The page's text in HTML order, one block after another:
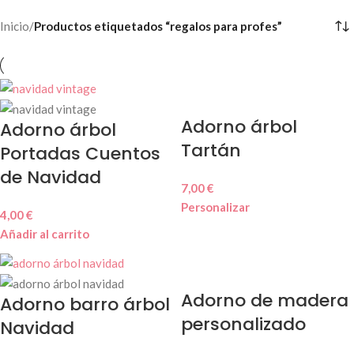
Inicio/Productos etiquetados “regalos para profes”
Adorno árbol
Portadas Cuentos
de Navidad
4,00€
Añadir al carrito
Adorno árbol
Tartán
7,00€
Personalizar
Adorno barro árbol
Navidad
Adorno de madera
personalizado